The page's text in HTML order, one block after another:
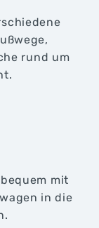
rund um
mit
in die